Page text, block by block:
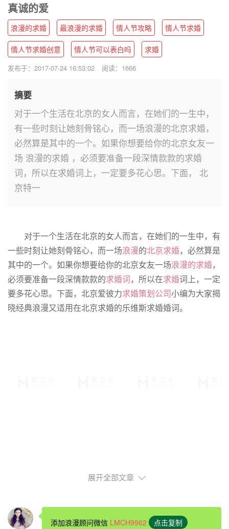
真诚的爱
浪漫的求婚 最浪漫的求婚 情人节攻略 情人节求婚
情人节求婚创意 情人节可以表白吗 求婚
发布于：2017-07-24 16:53:02 阅读：1666
摘要
对于一个生活在北京的女人而言，在她们的一生中，
有一些时刻让她刻骨铭心，而一场浪漫的北京求婚，
必然算是其中的一个。如果你想要给你的北京女友一
场 浪漫的求婚 ，必须要准备一段深情款款的求婚
词，所以在求婚词上，一定要多花心思。下面， 北
京特一
对于一个生活在北京的女人而言，在她们的一生中，有
一些时刻让她刻骨铭心，而一场浪漫的北京求婚，必然算是
其中的一个。如果你想要给你的北京女友一场浪漫的求婚，
必须要准备一段深情款款的求婚词，所以在求婚词上，一定
要多花心思。下面，北京爱彼力求婚策划公司小编为大家揭
晓经典浪漫又适用在北京求婚的乐维斯求婚婚词。
展开全部文章
添加浪漫顾问微信 LMCH9962 点击复制